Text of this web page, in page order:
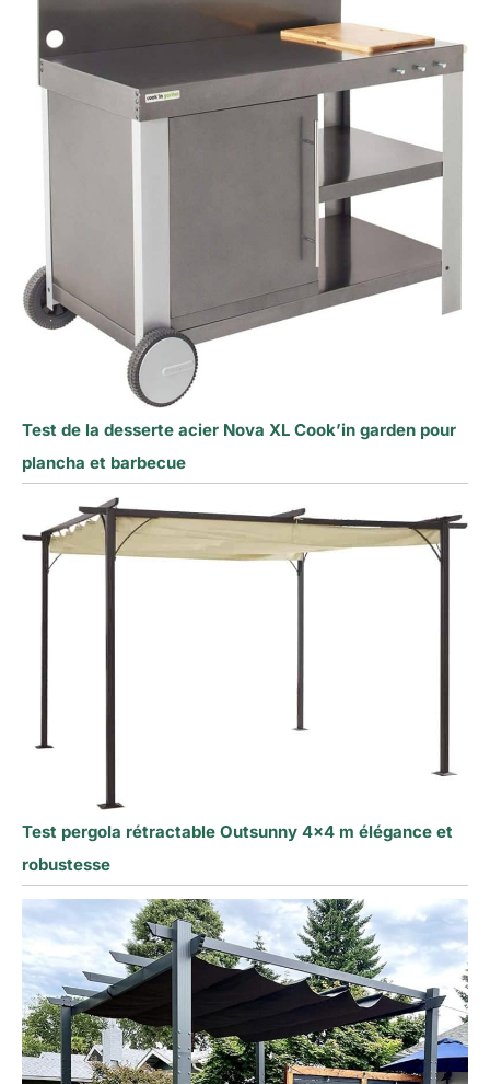
Test de la desserte acier Nova XL Cook’in garden pour
plancha et barbecue
Test pergola rétractable Outsunny 4×4 m élégance et
robustesse